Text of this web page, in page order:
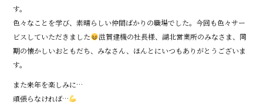
す。
色々なことを学び、素晴らしい仲間ばかりの職場でした。今回も色々サー
ビスしていただきました
滋賀建機の社長様、湖北営業所のみなさま、同
期の懐かしいおともだち、みなさん、ほんとにいつもありがとうございま
す。
また来年を楽しみに…
頑張らなければ…